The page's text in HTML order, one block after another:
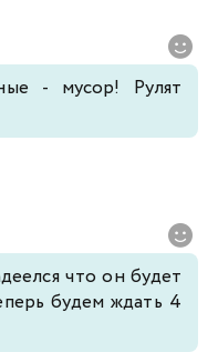
- мусор! Рулят
что он будет
будем ждать 4